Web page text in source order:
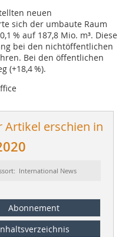
neuen
sich der umbaute Raum
% auf 187,8 Mio. m³. Diese
bei den nichtöffentlichen
Bei den öffentlichen
(+18,4 %).
Artikel erschien in
International News
Abonnement